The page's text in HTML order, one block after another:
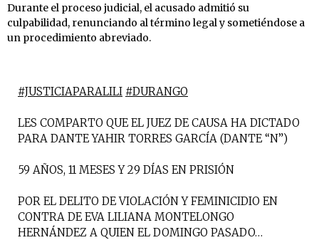
Durante el proceso judicial, el acusado admitió su
culpabilidad, renunciando al término legal y sometiéndose a
un procedimiento abreviado.
#JUSTICIAPARALILI #DURANGO
LES COMPARTO QUE EL JUEZ DE CAUSA HA DICTADO
PARA DANTE YAHIR TORRES GARCÍA (DANTE “N”)
59 AÑOS, 11 MESES Y 29 DÍAS EN PRISIÓN
POR EL DELITO DE VIOLACIÓN Y FEMINICIDIO EN
CONTRA DE EVA LILIANA MONTELONGO
HERNÁNDEZ A QUIEN EL DOMINGO PASADO…